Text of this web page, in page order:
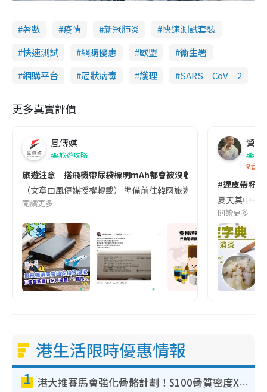
著數 疫情 新冠肺炎
快速測試套裝
快速測試
網購優惠 歐盟
衞生署
網購平台
冠狀病毒 護理 SARS－CoV－2
更多真實評價
風傳媒
旅遊攻略
旅遊注意｜搭飛機帶尿袋標明mAh都會被沒收😱出發前切記檢查
（文章由風傳媒授權轉載） 準備前往韓國旅遊的民眾，近期要
閱讀更多
營養
香港
#連皮帶籽
夏天其中一
閱讀更多
港生活限時優惠情報
1 港大推賽馬會強化骨骼計劃！$100骨質密度X光檢查 完成免費運動訓練送超市禮券！附參加資格